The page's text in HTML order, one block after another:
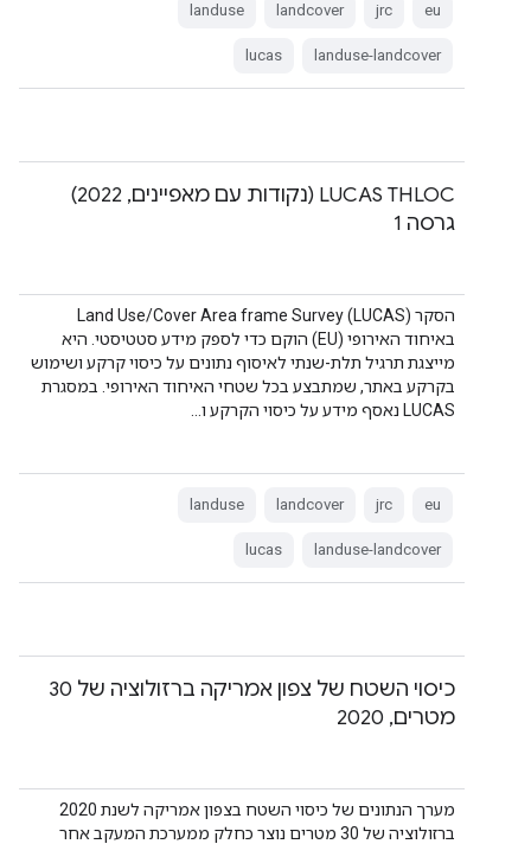
eu
jrc
landcover
landuse
landuse-landcover
lucas
‫LUCAS THLOC (נקודות עם מאפיינים, 2022)
גרסה 1
הסקר Land Use/Cover Area frame Survey (LUCAS)
באיחוד האירופי (EU) הוקם כדי לספק מידע סטטיסטי. היא
מייצגת תרגיל תלת-שנתי לאיסוף נתונים על כיסוי קרקע ושימוש
בקרקע באתר, שמתבצע בכל שטחי האיחוד האירופי. במסגרת
LUCAS נאסף מידע על כיסוי הקרקע ו…
eu
jrc
landcover
landuse
landuse-landcover
lucas
כיסוי השטח של צפון אמריקה ברזולוציה של 30
מטרים, 2020
מערך הנתונים של כיסוי השטח בצפון אמריקה לשנת 2020
ברזולוציה של 30 מטרים נוצר כחלק ממערכת המעקב אחר